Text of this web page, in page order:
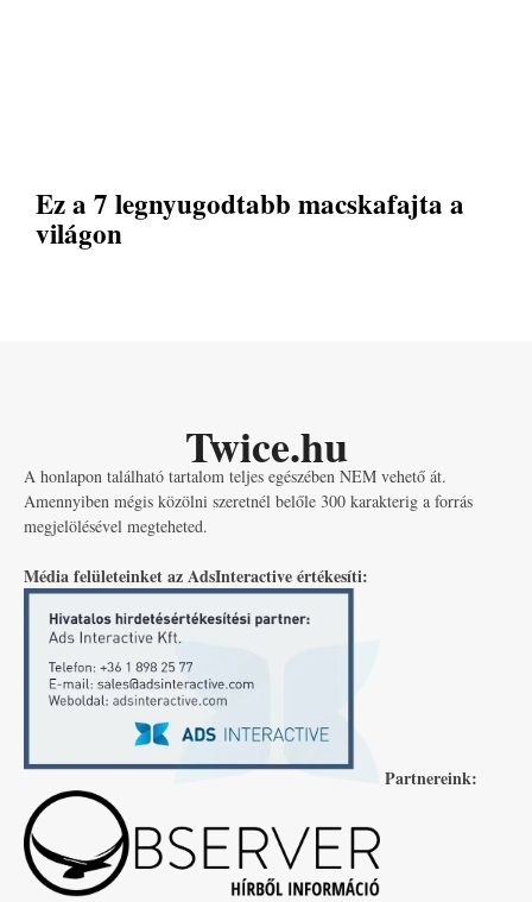
Ez a 7 legnyugodtabb macskafajta a
világon
Twice.hu
A honlapon található tartalom teljes egészében NEM vehető át.
Amennyiben mégis közölni szeretnél belőle 300 karakterig a forrás
megjelölésével megteheted.
Média felületeinket az AdsInteractive értékesíti:
Partnereink: